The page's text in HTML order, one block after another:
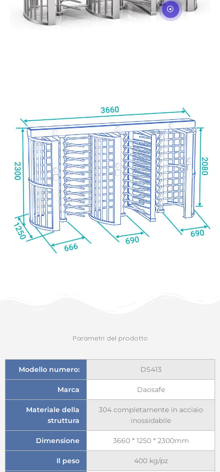
Parametri del prodotto
Modello numero: DS413
Marca Daosafe
Materiale della
struttura
304 completamente in acciaio
inossidabile
Dimensione 3660 * 1250 * 2300mm
Il peso 400 kg/pz